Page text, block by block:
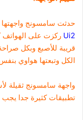
حدثت سامسونج
Ui2 ركزت على الهواتف
قريبة للأصبع وبكل
الكل وتبعتها هواوي
واجهة سامسونج ثقيلة
تطبيقات كثيرة جدا يجب